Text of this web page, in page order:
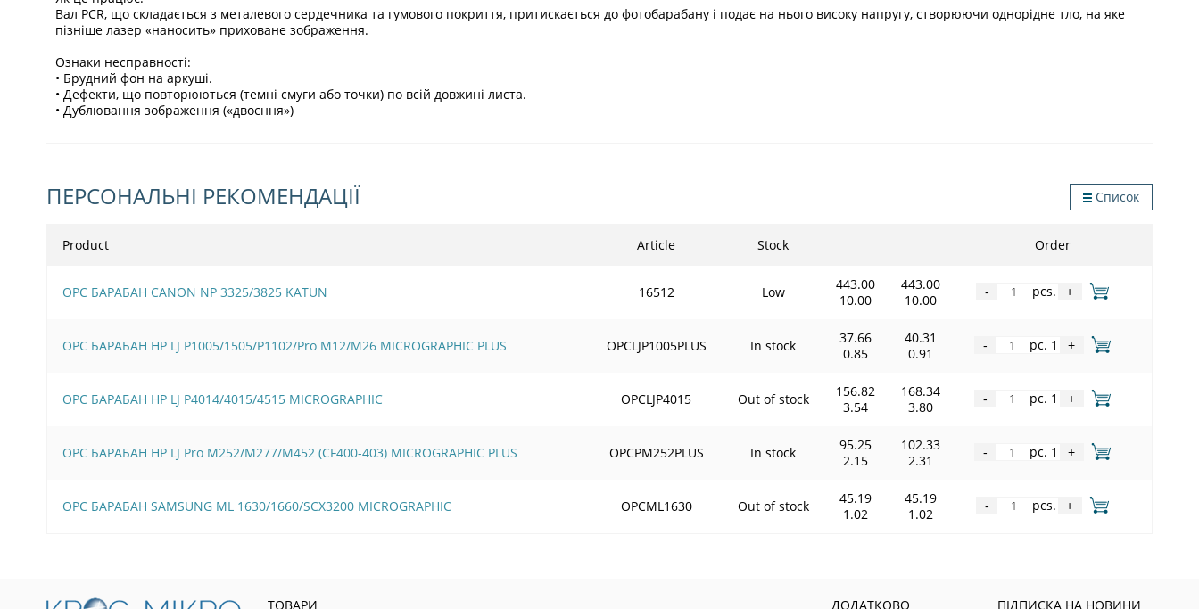
Вал PCR, що складається з металевого сердечника та гумового покриття, притискається до фотобарабану і подає на нього високу напругу, створюючи однорідне тло, на яке
пізніше лазер «наносить» приховане зображення.
Ознаки несправності:
• Брудний фон на аркуші.
• Дефекти, що повторюються (темні смуги або точки) по всій довжині листа.
• Дублювання зображення («двоєння»)
ПЕРСОНАЛЬНІ РЕКОМЕНДАЦІЇ Список
Product Article Stock Order
OPC БАРАБАН CANON NP 3325/3825 KATUN 16512 Low
443.00
10.00
443.00
10.00
- pcs. +
OPC БАРАБАН HP LJ P1005/1505/Р1102/Pro M12/M26 MICROGRAPHIC PLUS OPCLJP1005PLUS In stock
37.66
0.85
40.31
0.91
- pc. 1 +
OPC БАРАБАН HP LJ P4014/4015/4515 MICROGRAPHIC OPCLJP4015 Out of stock
156.82
3.54
168.34
3.80
- pc. 1 +
OPC БАРАБАН HP LJ Pro M252/M277/M452 (CF400-403) MICROGRAPHIC PLUS OPCPM252PLUS In stock
95.25
2.15
102.33
2.31
- pc. 1 +
OPC БАРАБАН SAMSUNG ML 1630/1660/SCX3200 MICROGRAPHIC OPCML1630 Out of stock
45.19
1.02
45.19
1.02
- pcs. +
ТОВАРИ ДОДАТКОВО ПІДПИСКА НА НОВИНИ